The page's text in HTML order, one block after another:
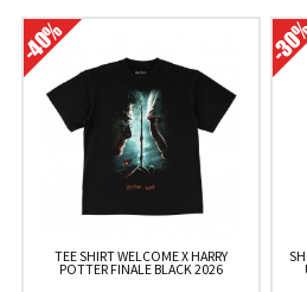
TEE SHIRT WELCOME X HARRY
POTTER FINALE BLACK 2026